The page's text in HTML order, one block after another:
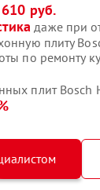
руб.
даже при
плиту
по ремонту
плит Bosch